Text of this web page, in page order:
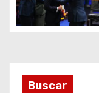
r
Buscar